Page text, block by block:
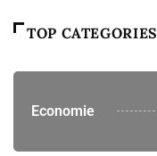
TOP CATEGORIES
Economie